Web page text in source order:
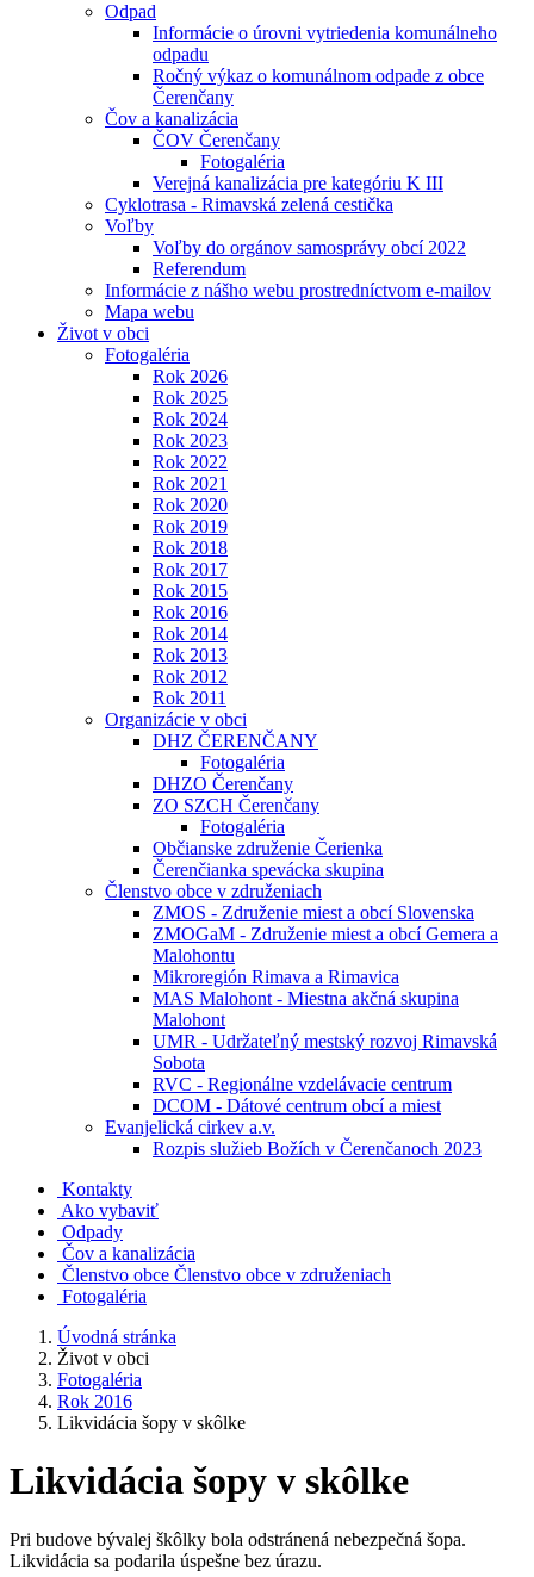
Odpad
Informácie o úrovni vytriedenia komunálneho
odpadu
Ročný výkaz o komunálnom odpade z obce
Čerenčany
Čov a kanalizácia
ČOV Čerenčany
Fotogaléria
Verejná kanalizácia pre kategóriu K III
Cyklotrasa - Rimavská zelená cestička
Voľby
Voľby do orgánov samosprávy obcí 2022
Referendum
Informácie z nášho webu prostredníctvom e-mailov
Mapa webu
Život v obci
Fotogaléria
Rok 2026
Rok 2025
Rok 2024
Rok 2023
Rok 2022
Rok 2021
Rok 2020
Rok 2019
Rok 2018
Rok 2017
Rok 2015
Rok 2016
Rok 2014
Rok 2013
Rok 2012
Rok 2011
Organizácie v obci
DHZ ČERENČANY
Fotogaléria
DHZO Čerenčany
ZO SZCH Čerenčany
Fotogaléria
Občianske združenie Čerienka
Čerenčianka spevácka skupina
Členstvo obce v združeniach
ZMOS - Združenie miest a obcí Slovenska
ZMOGaM - Združenie miest a obcí Gemera a
Malohontu
Mikroregión Rimava a Rimavica
MAS Malohont - Miestna akčná skupina
Malohont
UMR - Udržateľný mestský rozvoj Rimavská
Sobota
RVC - Regionálne vzdelávacie centrum
DCOM - Dátové centrum obcí a miest
Evanjelická cirkev a.v.
Rozpis služieb Božích v Čerenčanoch 2023
Kontakty
Ako vybaviť
Odpady
Čov a kanalizácia
Členstvo obce Členstvo obce v združeniach
Fotogaléria
Úvodná stránka
Život v obci
Fotogaléria
Rok 2016
Likvidácia šopy v skôlke
Likvidácia šopy v skôlke
Pri budove bývalej škôlky bola odstránená nebezpečná šopa.
Likvidácia sa podarila úspešne bez úrazu.